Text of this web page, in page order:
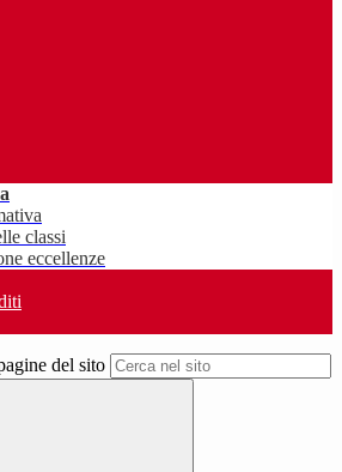
classi
eccellenze
del sito